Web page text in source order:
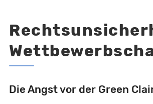
Die Angst vor der Green